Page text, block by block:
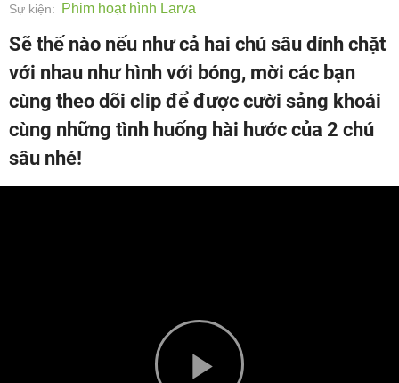
Sự kiện: Phim hoạt hình Larva
Sẽ thế nào nếu như cả hai chú sâu dính chặt
với nhau như hình với bóng, mời các bạn
cùng theo dõi clip để được cười sảng khoái
cùng những tình huống hài hước của 2 chú
sâu nhé!